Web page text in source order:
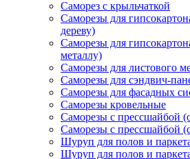
Саморез с крыльчаткой
Саморезы для
дереву)
Саморезы для
металлу)
Саморезы для листового
Саморезы для сэндвич-
Саморезы для фасадных
Саморезы кровельные
Саморезы с прессшайбой
Саморезы с прессшайбой
Шуруп для полов и
Шуруп для полов и